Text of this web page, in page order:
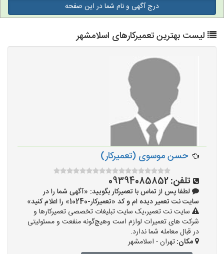
درج آگهی و نام شما در این صفحه
لیست بهترین تعمیرکارهای اسلامشهر
حسن موسوی (تعمیرکار)
تلفن:09394085852
لطفا پس از تماس با تعمیرکار بگویید: «آگهی شما را در
سایت نت تعمیر دیده ام و کد «تعمیرکار-10240» را اعلام کنید»
سایت نت تعمیر،یک سایت تبلیغات تخصصی تعمیرکارها و
شرکت های تعمیرات لوازم است وهیچ‌گونه منفعت و مسئولیتی
در قبال معامله شما ندارد.
مکان:تهران - اسلامشهر